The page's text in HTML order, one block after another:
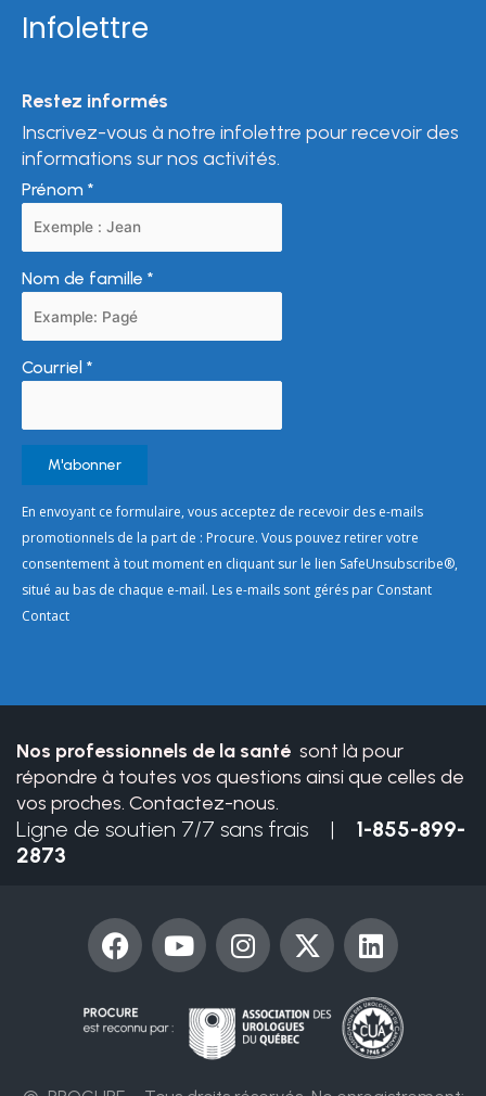
Infolettre
Restez informés
Inscrivez-vous à notre infolettre pour recevoir des
informations sur nos activités.
Prénom *
Nom de famille *
Courriel *
Constant
Contact
Use.
Please
leave
En envoyant ce formulaire, vous acceptez de recevoir des e-mails
promotionnels de la part de : Procure. Vous pouvez retirer votre
consentement à tout moment en cliquant sur le lien SafeUnsubscribe®,
situé au bas de chaque e-mail. Les e-mails sont gérés par Constant
Contact
Nos professionnels de la santé sont là pour
répondre à toutes vos questions ainsi que celles de
vos proches. Contactez-nous.
Ligne de soutien 7/7 sans frais | 1-855-899-
2873
F
a
e
b
Y
o
u
I
n
t
a
X
-
w
L
i
k
e
d